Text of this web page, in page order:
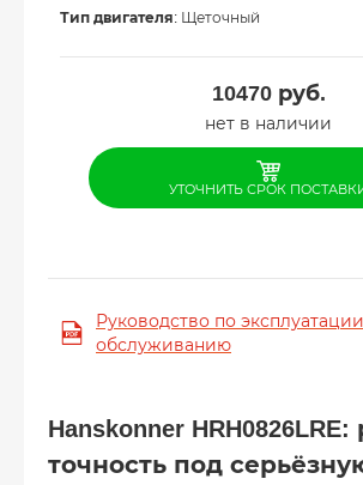
Тип двигателя: Щеточный
10470руб.
нет в наличии
УТОЧНИТЬ СРОК
Руководство по
обслуживанию
Hanskonner
точность под